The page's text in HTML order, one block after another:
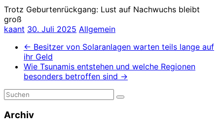
Trotz Geburtenrückgang: Lust auf Nachwuchs bleibt
groß
kaant 30. Juli 2025 Allgemein
← Besitzer von Solaranlagen warten teils lange auf
ihr Geld
Wie Tsunamis entstehen und welche Regionen
besonders betroffen sind →
Archiv